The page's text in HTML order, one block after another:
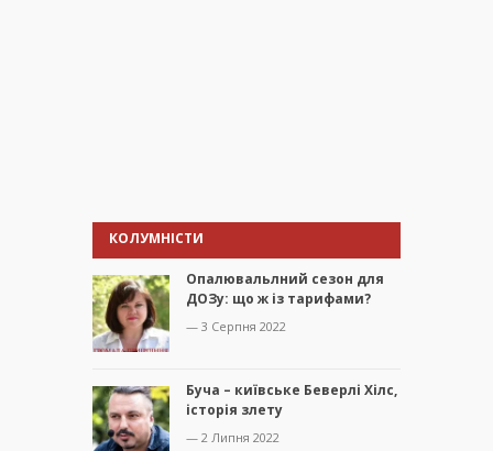
КОЛУМНІСТИ
Опалювальлний сезон для
ДОЗу: що ж із тарифами?
— 3 Серпня 2022
Буча – київське Беверлі Хілс,
історія злету
— 2 Липня 2022